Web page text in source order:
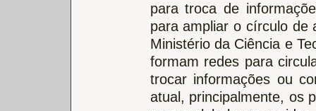
para troca de
para ampliar o círculo de
Ministério da Ciência e
formam redes para
trocar informações ou
atual, principalmente, os